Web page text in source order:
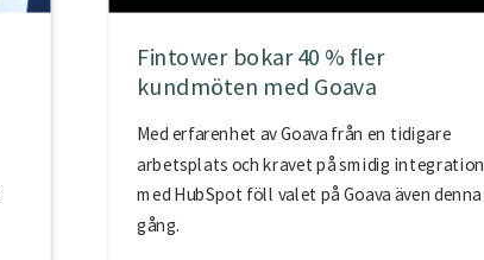
Fintower bokar 40 % fler
kundmöten med Goava
Med erfarenhet av Goava från en tidigare
arbetsplats och kravet på smidig integration
med HubSpot föll valet på Goava även denna
gång.